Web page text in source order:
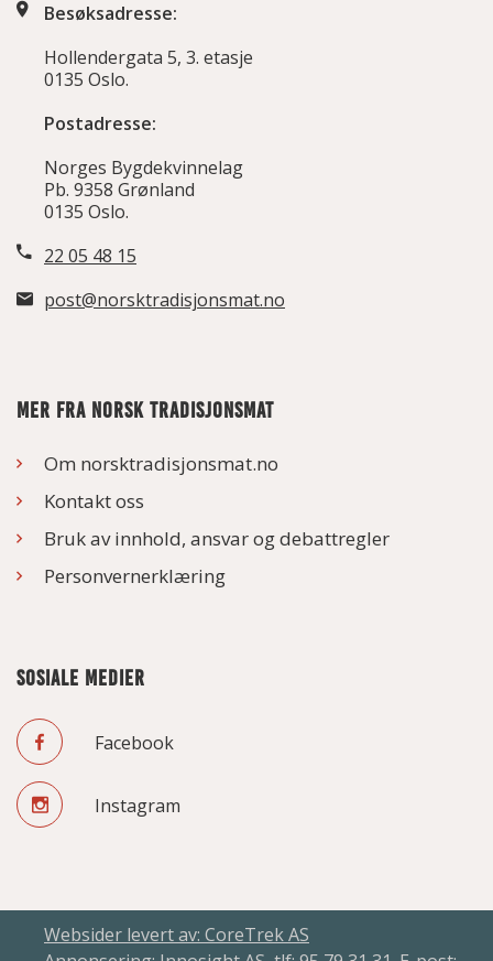
Besøksadresse:
Hollendergata 5, 3. etasje
0135 Oslo.
Postadresse:
Norges Bygdekvinnelag
Pb. 9358 Grønland
0135 Oslo.
22 05 48 15
post@norsktradisjonsmat.no
MER FRA NORSK TRADISJONSMAT
Om norsktradisjonsmat.no
Kontakt oss
Bruk av innhold, ansvar og debattregler
Personvernerklæring
SOSIALE MEDIER
Facebook
Instagram
Websider levert av: CoreTrek AS